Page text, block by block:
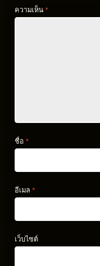
ความเห็น *
ชื่อ *
อีเมล *
เว็บไซต์